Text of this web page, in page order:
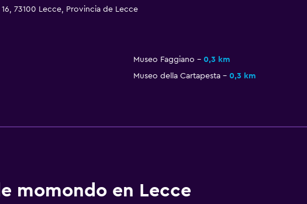
73100 Lecce, Provincia de Lecce
Museo Faggiano
0,3 km
Museo della Cartapesta 0,3 km
momondo en Lecce